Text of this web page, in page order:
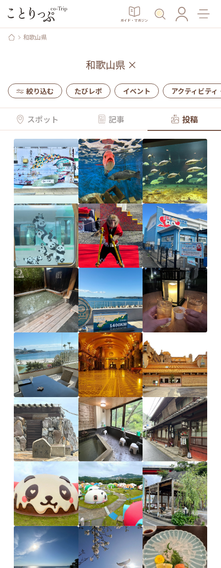
ガイド・マガジン
和歌山県
和歌山県 ×
絞り込む たびレポ イベント アクティビティ
スポット 記事 投稿